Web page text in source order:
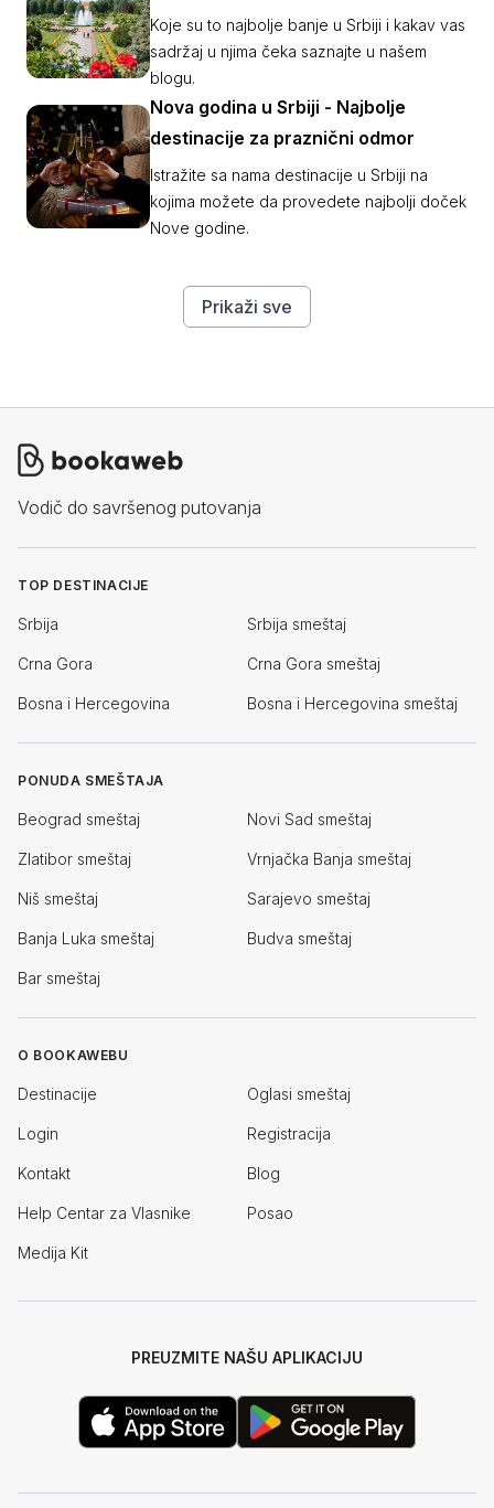
Koje su to najbolje banje u Srbiji i kakav vas
sadržaj u njima čeka saznajte u našem
blogu.
Nova godina u Srbiji - Najbolje
destinacije za praznični odmor
Istražite sa nama destinacije u Srbiji na
kojima možete da provedete najbolji doček
Nove godine.
Prikaži sve
Vodič do savršenog putovanja
TOP DESTINACIJE
Srbija Srbija smeštaj
Crna Gora Crna Gora smeštaj
Bosna i Hercegovina Bosna i Hercegovina smeštaj
PONUDA SMEŠTAJA
Beograd smeštaj Novi Sad smeštaj
Zlatibor smeštaj Vrnjačka Banja smeštaj
Niš smeštaj Sarajevo smeštaj
Banja Luka smeštaj Budva smeštaj
Bar smeštaj
O BOOKAWEBU
Destinacije Oglasi smeštaj
Login Registracija
Kontakt Blog
Help Centar za Vlasnike Posao
Medija Kit
PREUZMITE NAŠU APLIKACIJU